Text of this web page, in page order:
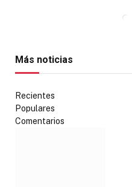
Más noticias
Recientes
Populares
Comentarios